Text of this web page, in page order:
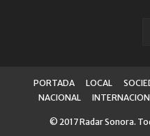
PORTADA LOCAL
NACIONAL
© 2017 Radar Sonora.